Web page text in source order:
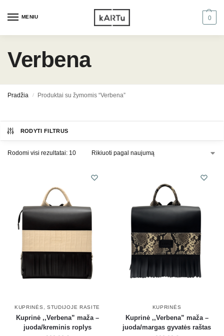
MENIU 0
Verbena
Pradžia / Produktai su žymomis “Verbena”
RODYTI FILTRUS
Rodomi visi rezultatai: 10
KUPRINĖS , STUDIJOJE RASITE
Kuprinė ,,Verbena” maža –
juoda/kreminis roplys
KUPRINĖS
Kuprinė ,,Verbena” maža –
juoda/margas gyvatės raštas